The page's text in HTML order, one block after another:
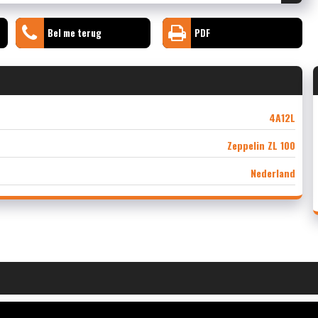
Bel me terug PDF
4A12L
Zeppelin ZL 100
Nederland